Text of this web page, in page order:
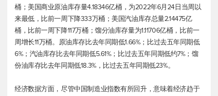
桶；美国商业原油库存量4.18346亿桶，为2022年6月24日当周以
来最低，比前一周下降333万桶；美国汽油库存总量2.14475亿
桶，比前一周下降117万桶；馏分油库存量为1.11706亿桶，比前一
周增长11万桶。原油库存比去年同期低1.66%；比过去五年同期低
6%；汽油库存比去年同期低5.61%；比过去五年同期低约7%；馏
份油库存比去年同期低18.3%，比过去五年同期低23%。
经济数据方面，尽管中国制造业指数有所回升，意味着经济趋于